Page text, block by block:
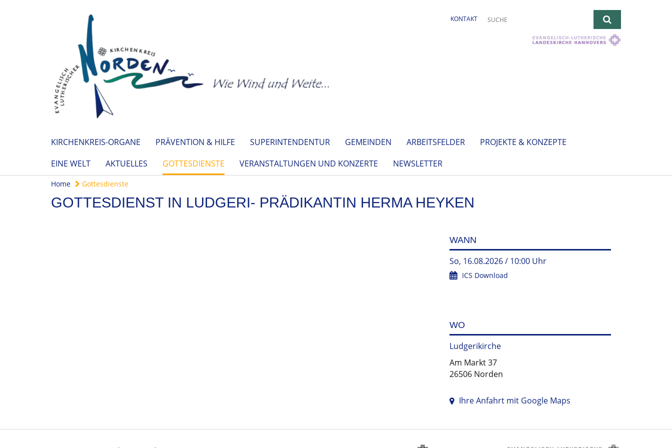
KONTAKT
KIRCHENKREIS-ORGANE PRÄVENTION & HILFE SUPERINTENDENTUR GEMEINDEN ARBEITSFELDER
PROJEKTE & KONZEPTE
EINE WELT
AKTUELLES GOTTESDIENSTE VERANSTALTUNGEN UND KONZERTE NEWSLETTER
Home Gottesdienste
GOTTESDIENST IN LUDGERI- PRÄDIKANTIN HERMA HEYKEN
WANN
So, 16.08.2026 / 10:00 Uhr
ICS Download
WO
Ludgerikirche
Am Markt 37
26506 Norden
Ihre Anfahrt mit Google Maps